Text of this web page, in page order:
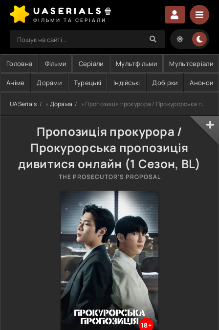
UASERIALS🍿
ФІЛЬМИ ТА СЕРІАЛИ
Головна Фільми Серіали Мультфільми Мультсеріали
Аніме Дорами Турецькі Індійські Добірки Анонси
UASerials » Дорама » Пропозиція прокурора / Прокурорська пропозиція
Пропозиція прокурора /
Прокурорська пропозиція
дивитися онлайн (1 Сезон, BL)
THE PROSECUTOR'S PROPOSAL
18+